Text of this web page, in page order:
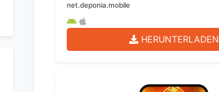
net.deponia.mobile
HERUNTERLADEN